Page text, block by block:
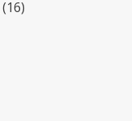
16